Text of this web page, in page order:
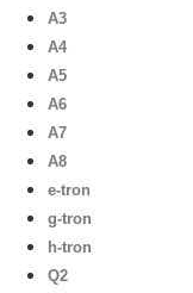
A3
A4
A5
A6
A7
A8
e-tron
g-tron
h-tron
Q2